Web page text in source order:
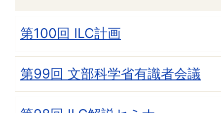
第100回 ILC計画
第99回 文部科学省有識者会議